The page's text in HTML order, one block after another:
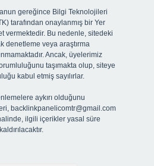
gereğince Bilgi Teknolojileri
tarafından onaylanmış bir Yer
vermektedir. Bu nedenle, sitedeki
denetleme veya araştırma
Ancak, üyelerimiz
taşımakta olup, siteye
kabul etmiş sayılırlar.
aykırı olduğunu
backlinkpanelicomtr@gmail.com
ilgili içerikler yasal süre